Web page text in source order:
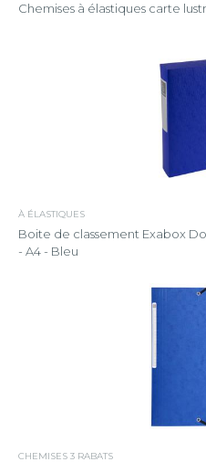
Chemises à élastiques carte
À ÉLASTIQUES
Boite de classement Exabox
- A4 - Bleu
CHEMISES 3 RABATS